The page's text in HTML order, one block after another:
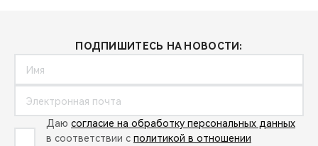
ПОДПИШИТЕСЬ НА НОВОСТИ:
Даю согласие на обработку персональных данных
в соответствии с политикой в отношении